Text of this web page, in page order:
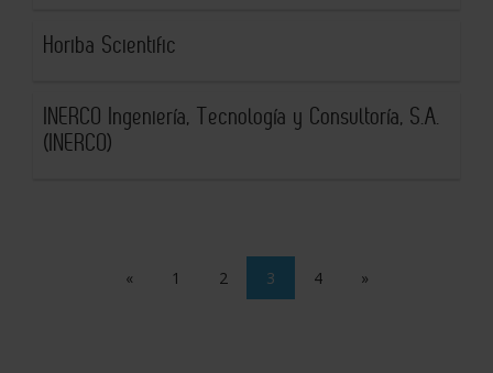
Horiba Scientific
INERCO Ingeniería, Tecnología y Consultoría, S.A.
(INERCO)
« 1 2 3 4 »